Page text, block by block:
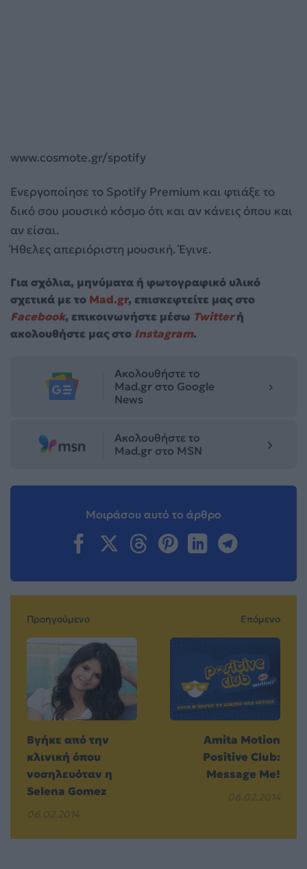
www.cosmote.gr/spotify
Ενεργοποίησε το Spotify Premium και φτιάξε το
δικό σου μουσικό κόσμο ότι και αν κάνεις όπου και
αν είσαι.
Ήθελες απεριόριστη μουσική. Έγινε.
Για σχόλια, μηνύματα ή φωτογραφικό υλικό
σχετικά με το Mad.gr, επισκεφτείτε μας στο
Facebook, επικοινωνήστε μέσω Twitterή
ακολουθήστε μας στο Instagram.
Ακολουθήστε το
Mad.gr στο Google
News
Ακολουθήστε το
Mad.gr στο MSN
Μοιράσου αυτό το άρθρο
Προηγούμενο
Βγήκε από την
κλινική όπου
νοσηλευόταν η
Selena Gomez
06.02.2014
Επόμενο
Amita Motion
Positive Club:
Message Me!
06.02.2014